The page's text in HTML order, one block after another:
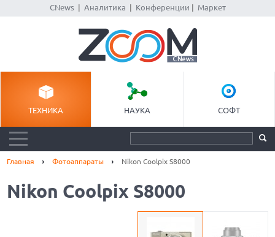
CNews| Аналитика Конференции Маркет
ТЕХНИКА НАУКА СОФТ
Главная Фотоаппараты Nikon Coolpix S8000
Nikon Coolpix S8000